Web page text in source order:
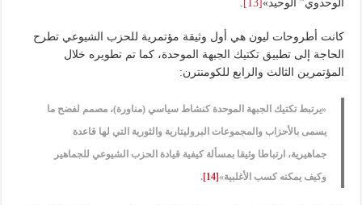
الوحدوي” الوحيد»[13]
كانت أطروحات ليون هي أول وثيقة مؤتمرية للحزب الشيوعي تطرح
الحاجة إلى تطبيق تكتيك الجبهة الموحدة، كما تم تطويره خلال
المؤتمرين الثالث والرابع للكومنترن:
«يرتبط تكتيك الجبهة الموحدة كنشاط سياسي (مناورة)، مصمم لفضح ما
يسمى بالأحزاب والمجموعات البروليتارية والثورية التي لها قاعدة
جماهيرية، ارتباطا وثيقا بمسألة كيفية قيادة الحزب الشيوعي للجماهير
وكيف يمكنه كسب الأغلبية»[14]
.